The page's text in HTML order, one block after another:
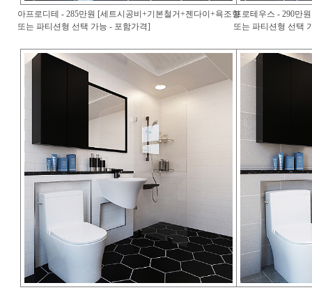
아프로디테 - 285만원 [세트시공비+기본철거+젠다이+욕조형
또는 파티션형 선택 가능 - 포함가격]
프로테우스 - 290만
또는 파티션형 선택